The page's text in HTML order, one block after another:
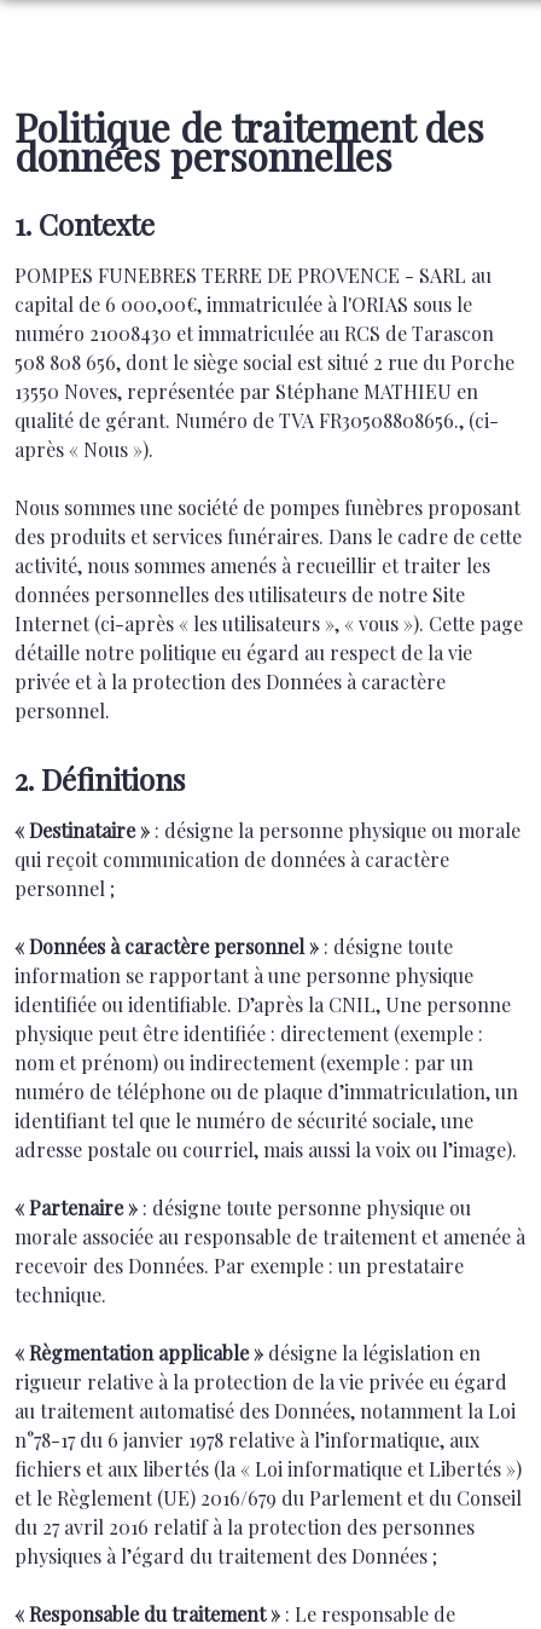
PRÉVOIR SES OBSÈQUES
MONUMENTS FUNÉRAIRES
SERVICES AUX FAMILLES
AGENCE DE NOVES
AGENCE DE SAINT-ANDIOL
LA COLLINE DES ADIEUX – BARBENTANE
GRAVESON
NOS CHAMBRES FUNERAIRES
SAINT-ANDIOL
GRAVESON
BOUTIQUE EN LIGNE
Politique de traitement des
données personnelles
1. Contexte
POMPES FUNEBRES TERRE DE PROVENCE - SARL au
capital de 6 000,00€, immatriculée à l'ORIAS sous le
numéro 21008430 et immatriculée au RCS de Tarascon
508 808 656, dont le siège social est situé 2 rue du Porche
13550 Noves, représentée par Stéphane MATHIEU en
qualité de gérant. Numéro de TVA FR30508808656., (ci-
après « Nous »).
Nous sommes une société de pompes funèbres proposant
des produits et services funéraires. Dans le cadre de cette
activité, nous sommes amenés à recueillir et traiter les
données personnelles des utilisateurs de notre Site
Internet (ci-après « les utilisateurs », « vous »). Cette page
détaille notre politique eu égard au respect de la vie
privée et à la protection des Données à caractère
personnel.
2. Définitions
« Destinataire » : désigne la personne physique ou morale
qui reçoit communication de données à caractère
personnel ;
« Données à caractère personnel » : désigne toute
information se rapportant à une personne physique
identifiée ou identifiable. D’après la CNIL, Une personne
physique peut être identifiée : directement (exemple :
nom et prénom) ou indirectement (exemple : par un
numéro de téléphone ou de plaque d’immatriculation, un
identifiant tel que le numéro de sécurité sociale, une
adresse postale ou courriel, mais aussi la voix ou l’image).
« Partenaire » : désigne toute personne physique ou
morale associée au responsable de traitement et amenée à
recevoir des Données. Par exemple : un prestataire
technique.
« Règmentation applicable » désigne la législation en
rigueur relative à la protection de la vie privée eu égard
au traitement automatisé des Données, notamment la Loi
n°78-17 du 6 janvier 1978 relative à l’informatique, aux
fichiers et aux libertés (la « Loi informatique et Libertés »)
et le Règlement (UE) 2016/679 du Parlement et du Conseil
du 27 avril 2016 relatif à la protection des personnes
physiques à l’égard du traitement des Données ;
« Responsable du traitement » : Le responsable de